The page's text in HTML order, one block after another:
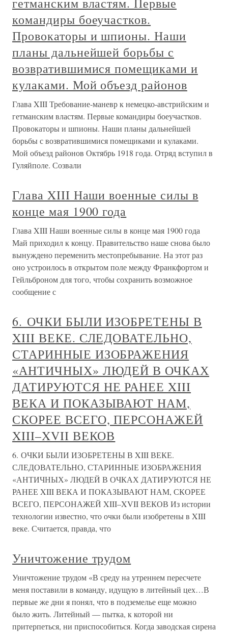
командиры боеучастков.
Провокаторы и шпионы. Наши
планы дальнейшей борьбы с
возвратившимися помещиками и
кулаками. Мой объезд районов
Глава XIII Требование-маневр к немецко-австрийским и
гетманским властям. Первые командиры боеучастков.
Провокаторы и шпионы. Наши планы дальнейшей
борьбы с возвратившимися помещиками и кулаками.
Мой объезд районов Октябрь 1918 года. Отряд вступил в
Гуляйполе. Созвали
Глава XIII Наши военные силы в
конце мая 1900 года
Глава XIII Наши военные силы в конце мая 1900 года
Май приходил к концу. Правительство наше снова было
вынуждено переменить местопребывание. На этот раз
оно устроилось в открытом поле между Франкфортом и
Гейльброном для того, чтобы сохранить возможное
сообщение с
6. ОЧКИ БЫЛИ ИЗОБРЕТЕНЫ В
XIII ВЕКЕ. СЛЕДОВАТЕЛЬНО,
СТАРИННЫЕ ИЗОБРАЖЕНИЯ
«АНТИЧНЫХ» ЛЮДЕЙ В ОЧКАХ
ДАТИРУЮТСЯ НЕ РАНЕЕ XIII
ВЕКА И ПОКАЗЫВАЮТ НАМ,
СКОРЕЕ ВСЕГО, ПЕРСОНАЖЕЙ
XIII–XVII ВЕКОВ
6. ОЧКИ БЫЛИ ИЗОБРЕТЕНЫ В XIII ВЕКЕ.
СЛЕДОВАТЕЛЬНО, СТАРИННЫЕ ИЗОБРАЖЕНИЯ
«АНТИЧНЫХ» ЛЮДЕЙ В ОЧКАХ ДАТИРУЮТСЯ НЕ
РАНЕЕ XIII ВЕКА И ПОКАЗЫВАЮТ НАМ, СКОРЕЕ
ВСЕГО, ПЕРСОНАЖЕЙ XIII–XVII ВЕКОВ Из истории
технологии известно, что очки были изобретены в XIII
веке. Считается, правда, что
Уничтожение трудом
Уничтожение трудом «В среду на утреннем пересчете
меня поставили в команду, идущую в литейный цех…В
первые же дни я понял, что в подземелье еще можно
было жить. Литейный — пытка, к которой ни
притерпеться, ни приспособиться. Когда заводская сирена